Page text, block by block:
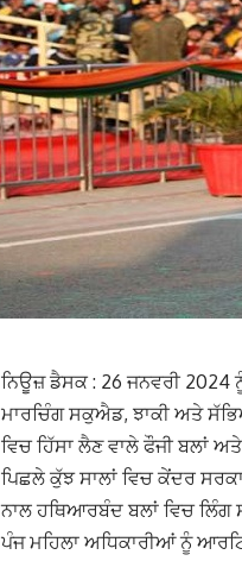
ਨਿਊਜ਼ ਡੈਸਕ : 26 ਜਨਵਰੀ 2024
ਮਾਰਚਿੰਗ ਸਕੁਐਡ, ਝਾਕੀ ਅਤੇ
ਵਿਚ ਹਿੱਸਾ ਲੈਣ ਵਾਲੇ ਫੌਜੀ ਬਲਾਂ
ਪਿਛਲੇ ਕੁੱਝ ਸਾਲਾਂ ਵਿਚ ਕੇਂਦਰ
ਨਾਲ ਹਥਿਆਰਬੰਦ ਬਲਾਂ ਵਿਚ
ਪੰਜ ਮਹਿਲਾ ਅਧਿਕਾਰੀਆਂ ਨੂੰ